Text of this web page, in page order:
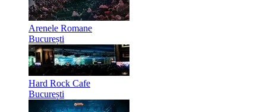
Arenele Romane
București
Hard Rock Cafe
București